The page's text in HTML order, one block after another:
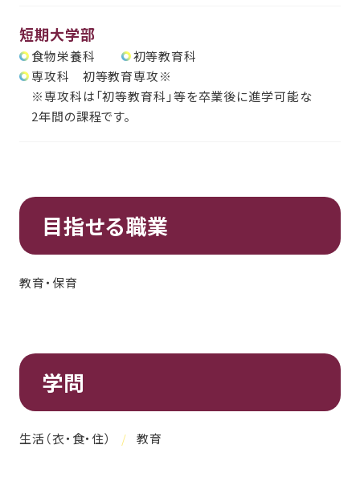
短期大学部
食物栄養科
初等教育科
専攻科 初等教育専攻※
※専攻科は「初等教育科」等を卒業後に進学可能な
2年間の課程です。
目指せる職業
教育・保育
学問
生活（衣・食・住） 教育